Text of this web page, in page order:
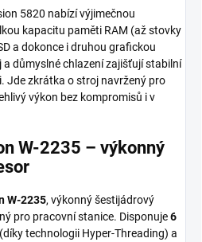
5820 nabízí výjimečnou
kapacitu paměti RAM (až stovky
a dokonce i druhou grafickou
důmyslné chlazení zajišťují stabilní
Jde zkrátka o stroj navržený pro
výkon bez kompromisů i v
W-2235 – výkonný
W-2235, výkonný šestijádrový
pro pracovní stanice. Disponuje6
(díky technologii Hyper-Threading) a